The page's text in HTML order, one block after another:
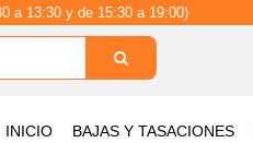
a 13:30 y de 15:30 a 19:00)
INICIO BAJAS Y TASACIONES